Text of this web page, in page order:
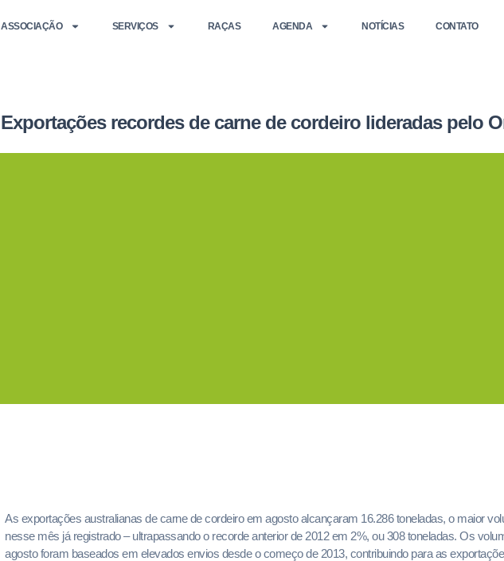
ASSOCIAÇÃO SERVIÇOS RAÇAS AGENDA NOTÍCIAS CONTATO
Exportações recordes de carne de cordeiro lideradas pelo
As exportações australianas de carne de cordeiro em agosto alcançaram 16.286 toneladas, o maior
nesse mês já registrado – ultrapassando o recorde anterior de 2012 em 2%, ou 308 toneladas. Os
agosto foram baseados em elevados envios desde o começo de 2013, contribuindo para as